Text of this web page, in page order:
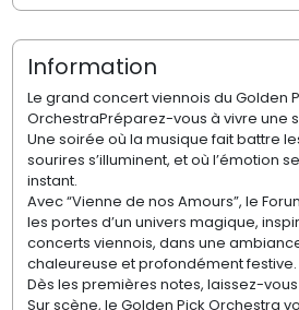
Information
Le grand concert viennois du Golden
OrchestraPréparez-vous à vivre une
Une soirée où la musique fait battre
sourires s’illuminent, et où l’émotion
instant.
Avec “Vienne de nos Amours”, le
les portes d’un univers magique,
concerts viennois, dans une
chaleureuse et profondément festive.
Dès les premières notes, laissez-
Sur scène, le Golden Pick Orchestra